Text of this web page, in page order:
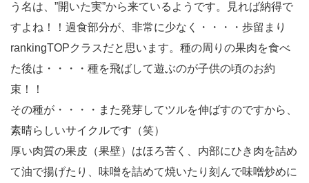
う名は、”開いた実”から来ているようです。見れば納得で
すよね！！過食部分が、非常に少なく・・・・歩留まり
rankingTOPクラスだと思います。種の周りの果肉を食べ
た後は・・・・種を飛ばして遊ぶのが子供の頃のお約
束！！
その種が・・・・また発芽してツルを伸ばすのですから、
素晴らしいサイクルです（笑）
厚い肉質の果皮（果壁）はほろ苦く、内部にひき肉を詰め
て油で揚げたり、味噌を詰めて焼いたり刻んで味噌炒めに